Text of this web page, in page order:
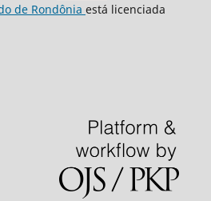
de Rondônia está licenciada